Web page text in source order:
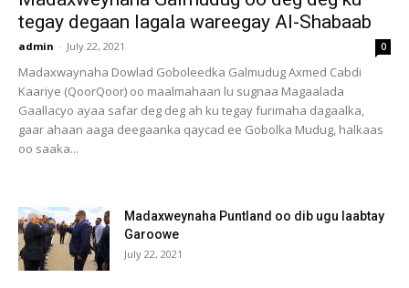
tegay degaan lagala wareegay Al-Shabaab
admin - July 22, 2021 0
Madaxwaynaha Dowlad Goboleedka Galmudug Axmed Cabdi
Kaariye (QoorQoor) oo maalmahaan lu sugnaa Magaalada
Gaallacyo ayaa safar deg deg ah ku tegay furimaha dagaalka,
gaar ahaan aaga deegaanka qaycad ee Gobolka Mudug, halkaas
oo saaka...
Madaxweynaha Puntland oo dib ugu laabtay
Garoowe
July 22, 2021